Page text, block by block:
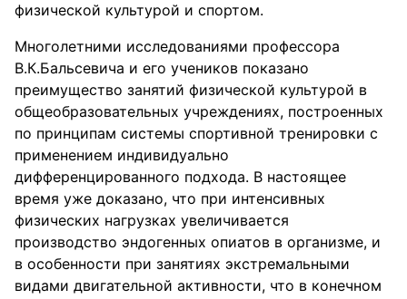
физической культурой и спортом.
Многолетними исследованиями профессора
В.К.Бальсевича и его учеников показано
преимущество занятий физической культурой в
общеобразовательных учреждениях, построенных
по принципам системы спортивной тренировки с
применением индивидуально
дифференцированного подхода. В настоящее
время уже доказано, что при интенсивных
физических нагрузках увеличивается
производство эндогенных опиатов в организме, и
в особенности при занятиях экстремальными
видами двигательной активности, что в конечном